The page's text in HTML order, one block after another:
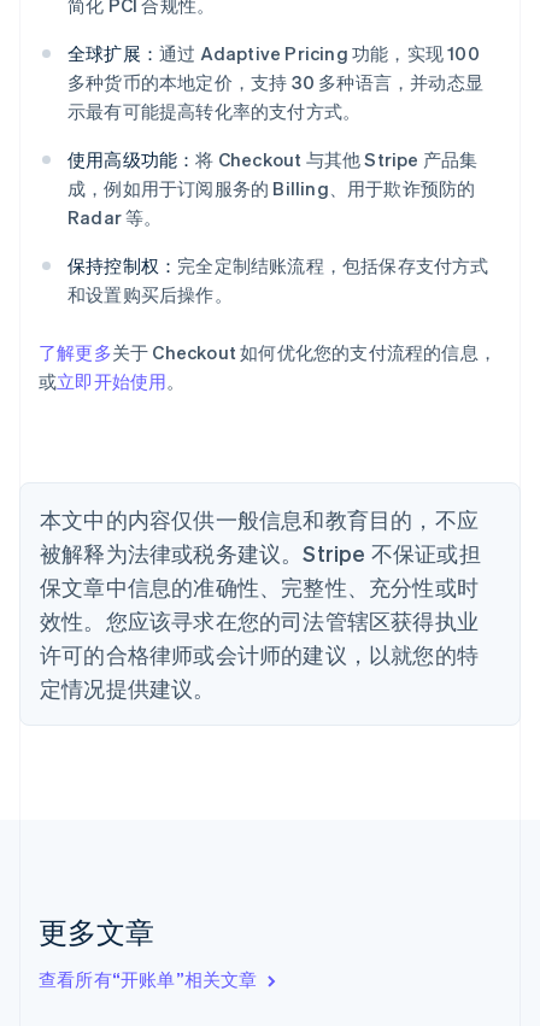
简化 PCI 合规性。
全球扩展： 通过 Adaptive Pricing 功能，实现 100
多种货币的本地定价，支持 30 多种语言，并动态显
示最有可能提高转化率的支付方式。
使用高级功能：将 Checkout 与其他 Stripe 产品集
成，例如用于订阅服务的 Billing、用于欺诈预防的
Radar 等。
保持控制权： 完全定制结账流程，包括保存支付方式
和设置购买后操作。
了解更多关于 Checkout 如何优化您的支付流程的信息，
或立即开始使用。
本文中的内容仅供一般信息和教育目的，不应
被解释为法律或税务建议。Stripe 不保证或担
保文章中信息的准确性、完整性、充分性或时
效性。您应该寻求在您的司法管辖区获得执业
许可的合格律师或会计师的建议，以就您的特
定情况提供建议。
更多文章
查看所有“开账单”相关文章
阿联酋
English
爱尔兰
爱沙尼亚
English
澳大利亚
English
English
比利时
NederlandsFrançaisDeutschEnglish
波兰
English
丹麦
English
德国
法国
FrançaisEnglish
English
克罗地亚
EnglishItaliano